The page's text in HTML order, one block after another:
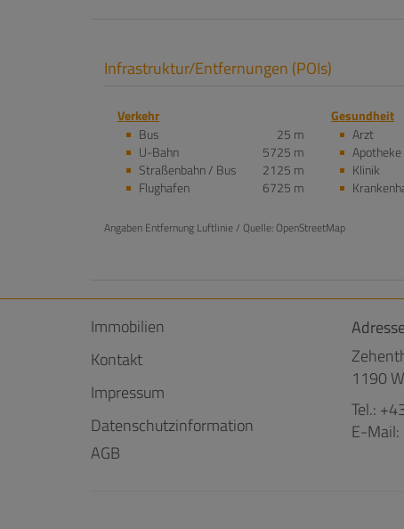
Infrastruktur/Entfernungen (POIs)
Verkehr
Bus
25 m
U-Bahn
5725 m
Straßenbahn / Bus
2125 m
Flughafen
6725 m
Gesundheit
Arzt
Apotheke
Klinik
Angaben Entfernung Luftlinie / Quelle: OpenStreetMap
Immobilien
Kontakt
Impressum
Datenschutzinformation
AGB
Adresse
1190
Tel.:
E-Mail: